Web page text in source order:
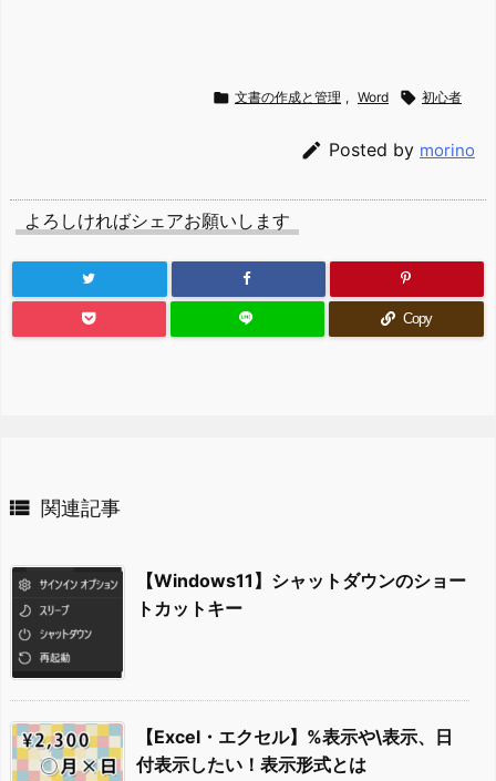
 文書の作成と管理 , Word  初心者
 Posted by morino
よろしければシェアお願いします
Copy
 関連記事
【Windows11】シャットダウンのショー
トカットキー
【Excel・エクセル】%表示や\表示、日
付表示したい！表示形式とは